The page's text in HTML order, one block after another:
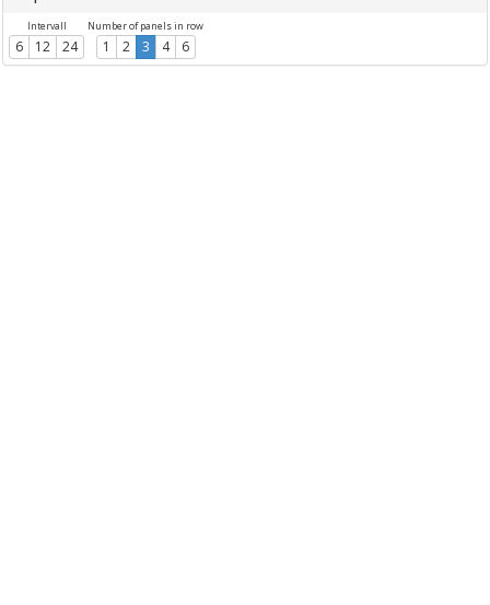
Intervall
6 12 24
Number of panels in row
1 2 3 4 6